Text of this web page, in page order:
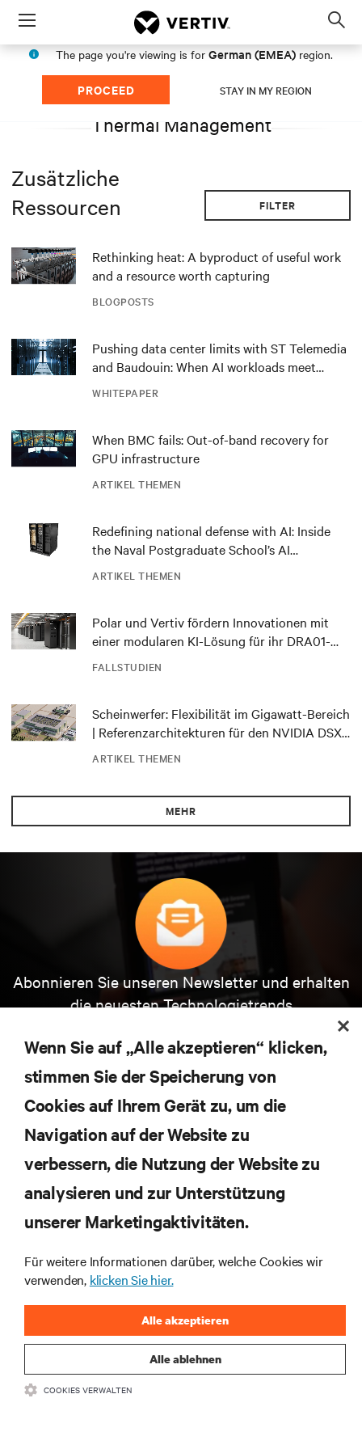
Menu
The page you're viewing is for German (EMEA) region.
PROCEED STAY IN MY REGION
Thermal Management
Zusätzliche
Ressourcen
FILTER
BLOGPOSTS
Rethinking heat: A byproduct of useful work
and a resource worth capturing
WHITEPAPER
Pushing data center limits with ST Telemedia
and Baudouin: When AI workloads meet
ARTIKEL THEMEN
When BMC fails: Out-of-band recovery for
GPU infrastructure
ARTIKEL THEMEN
Redefining national defense with AI: Inside
the Naval Postgraduate School’s AI
FALLSTUDIEN
Polar und Vertiv fördern Innovationen mit
einer modularen KI-Lösung für ihr DRA01-
ARTIKEL THEMEN
Scheinwerfer: Flexibilität im Gigawatt-Bereich
| Referenzarchitekturen für den NVIDIA DSX
MEHR
Abonnieren Sie unseren Newsletter und erhalten
die neuesten Technologietrends
Themen der Branche, mit aktuellen Diskussionen
und Einblicken von Experten in das
Rechenzentrums- und Infrastrukturmanagement.
JETZT ANMELDEN
RESSOURCEN
SUPPORT
UNTERNEHMEN
BLEIBEN SIE MIT UNS IN KONTAKT
Wenn Sie auf „Alle akzeptieren“ klicken,
stimmen Sie der Speicherung von
Cookies auf Ihrem Gerät zu, um die
Navigation auf der Website zu
verbessern, die Nutzung der Website zu
analysieren und zur Unterstützung
unserer Marketingaktivitäten.
Für weitere Informationen darüber, welche Cookies wir
verwenden, klicken Sie hier.
Alle ablehnen
Alle akzeptieren
COOKIES VERWALTEN